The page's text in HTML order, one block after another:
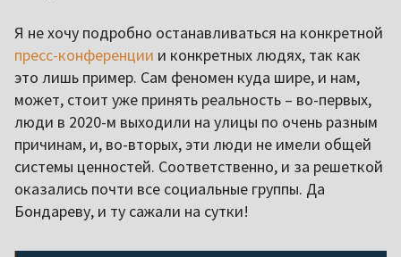
Я не хочу подробно останавливаться на конкретной
пресс-конференции и конкретных людях, так как
это лишь пример. Сам феномен куда шире, и нам,
может, стоит уже принять реальность – во-первых,
люди в 2020-м выходили на улицы по очень разным
причинам, и, во-вторых, эти люди не имели общей
системы ценностей. Соответственно, и за решеткой
оказались почти все социальные группы. Да
Бондареву, и ту сажали на сутки!